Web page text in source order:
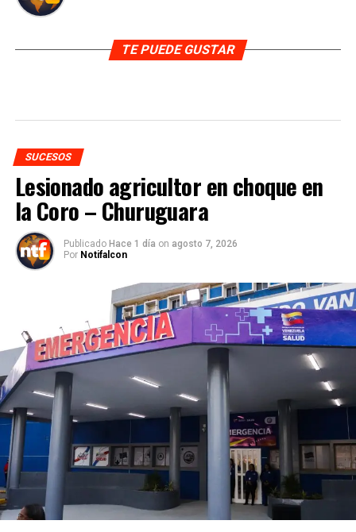
TE PUEDE GUSTAR
SUCESOS
Lesionado agricultor en choque en
la Coro – Churuguara
Publicado Hace 1 día on agosto 7, 2026
Por Notifalcon